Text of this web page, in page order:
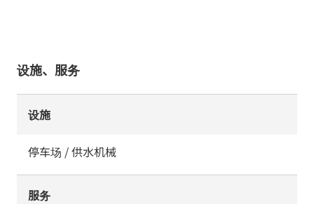
设施、服务
设施
停车场 / 供水机械
服务